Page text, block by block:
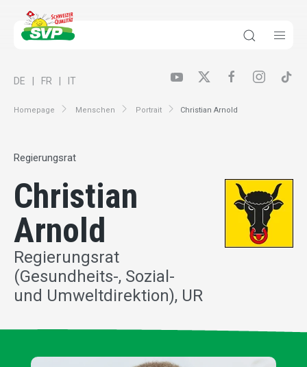
Homepage Menschen Portrait Christian Arnold
DE FR IT
Regierungsrat
Christian
Arnold
Regierungsrat
(Gesundheits-, Sozial-
und Umweltdirektion), UR